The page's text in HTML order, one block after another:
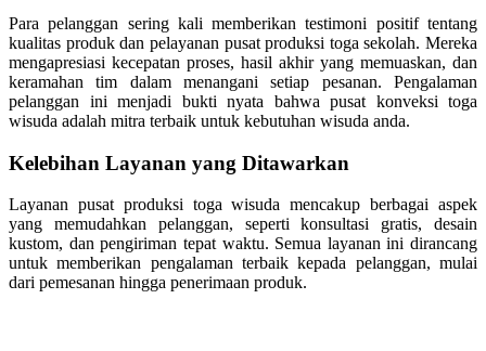
Para pelanggan sering kali memberikan testimoni positif tentang
kualitas produk dan pelayanan pusat produksi toga sekolah. Mereka
mengapresiasi kecepatan proses, hasil akhir yang memuaskan, dan
keramahan tim dalam menangani setiap pesanan. Pengalaman
pelanggan ini menjadi bukti nyata bahwa pusat konveksi toga
wisuda adalah mitra terbaik untuk kebutuhan wisuda anda.
Kelebihan Layanan yang Ditawarkan
Layanan pusat produksi toga wisuda mencakup berbagai aspek
yang memudahkan pelanggan, seperti konsultasi gratis, desain
kustom, dan pengiriman tepat waktu. Semua layanan ini dirancang
untuk memberikan pengalaman terbaik kepada pelanggan, mulai
dari pemesanan hingga penerimaan produk.